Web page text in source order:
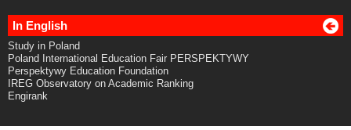
In English
Study in Poland
Poland International Education Fair PERSPEKTYWY
Perspektywy Education Foundation
IREG Observatory on Academic Ranking
Engirank